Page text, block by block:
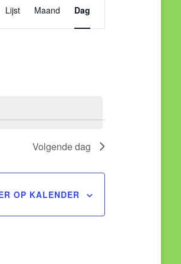
weergaven
Lijst Maand Dag
Volgende dag
OP KALENDER